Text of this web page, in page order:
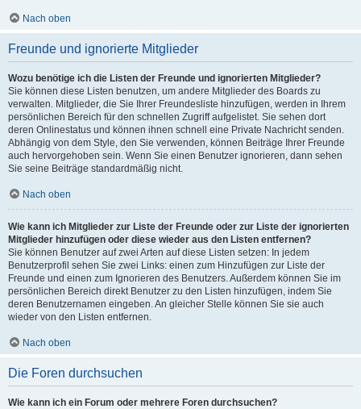
Nach oben
Freunde und ignorierte Mitglieder
Wozu benötige ich die Listen der Freunde und ignorierten Mitglieder?
Sie können diese Listen benutzen, um andere Mitglieder des Boards zu
verwalten. Mitglieder, die Sie Ihrer Freundesliste hinzufügen, werden in Ihrem
persönlichen Bereich für den schnellen Zugriff aufgelistet. Sie sehen dort
deren Onlinestatus und können ihnen schnell eine Private Nachricht senden.
Abhängig von dem Style, den Sie verwenden, können Beiträge Ihrer Freunde
auch hervorgehoben sein. Wenn Sie einen Benutzer ignorieren, dann sehen
Sie seine Beiträge standardmäßig nicht.
Nach oben
Wie kann ich Mitglieder zur Liste der Freunde oder zur Liste der ignorierten
Mitglieder hinzufügen oder diese wieder aus den Listen entfernen?
Sie können Benutzer auf zwei Arten auf diese Listen setzen: In jedem
Benutzerprofil sehen Sie zwei Links: einen zum Hinzufügen zur Liste der
Freunde und einen zum Ignorieren des Benutzers. Außerdem können Sie im
persönlichen Bereich direkt Benutzer zu den Listen hinzufügen, indem Sie
deren Benutzernamen eingeben. An gleicher Stelle können Sie sie auch
wieder von den Listen entfernen.
Nach oben
Die Foren durchsuchen
Wie kann ich ein Forum oder mehrere Foren durchsuchen?